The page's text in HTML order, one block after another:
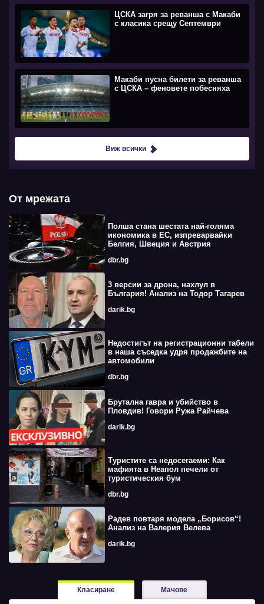
ЦСКА загря за реванша с Макаби
с класика срещу Септември
Макаби пусна билети за реванша
с ЦСКА – феновете побесняха
Виж всички
От мрежата
Полша стана шестата най-голяма
икономика в ЕС, изпреварвайки
Белгия, Швеция и Австрия
dbr.bg
3 версии за дрона, нахлул в
България! Анализ на Тодор Тагарев
darik.bg
Недостигът на регистрационни табели
в наша съседка удря продажбите на
автомобили
dbr.bg
Брутална гавра и убийство в
Пловдив! Говори Ружа Райчева
darik.bg
Туристите са недосегаеми: Как
мафията в Неапол печели от
туристическия бум
dbr.bg
Радев повтаря модела „Борисов“!
Анализ на Валерия Велева
darik.bg
Класиране Мачове